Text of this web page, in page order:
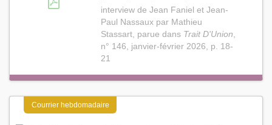
interview de Jean Faniel et Jean-
Paul Nassaux par Mathieu
Stassart, parue dans Trait D'Union,
n° 146, janvier-février 2026, p. 18-
21
Courrier hebdomadaire